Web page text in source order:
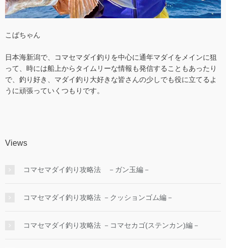
こばちゃん
日本海新潟で、コマセマダイ釣りを中心に通年マダイをメインに狙
って、時には船上からタイムリーな情報も発信することもあったり
で、釣り好き、マダイ釣り大好きな皆さんの少しでも役に立てるよ
うに頑張っていくつもりです。
Views
コマセマダイ釣り攻略法 －ガン玉編－
コマセマダイ釣り攻略法 －クッションゴム編－
コマセマダイ釣り攻略法 －コマセカゴ(ステンカン)編－